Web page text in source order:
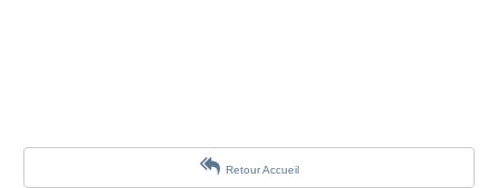
Retour Accueil